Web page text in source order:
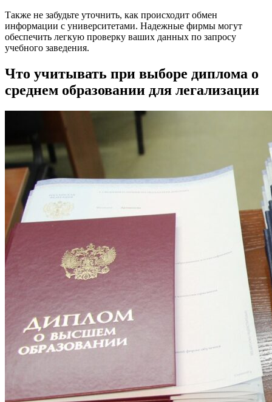
Также не забудьте уточнить, как происходит обмен
информации с университетами. Надежные фирмы могут
обеспечить легкую проверку ваших данных по запросу
учебного заведения.
Что учитывать при выборе диплома о
среднем образовании для легализации